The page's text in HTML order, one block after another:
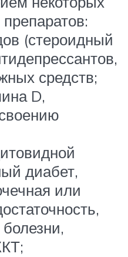
(стероидный
средств;
D,
диабет,
или